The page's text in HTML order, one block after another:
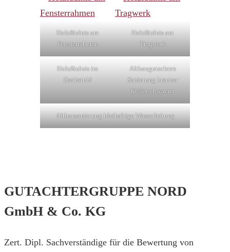
Holzfäulnis am
Fensterrahmen
Holzfäulnis am
Tragwerk
Holzfäulnis im
Dachstuhl
Altbaugutachten
Sanierung brauner
Kellerschwamm
Altbausanierung bleihaltige Wasserleitung
GUTACHTERGRUPPE NORD
GmbH & Co. KG
Zert. Dipl. Sachverständige für die Bewertung von